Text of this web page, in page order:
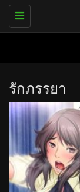
Toggle
navigation
รักภรรยา